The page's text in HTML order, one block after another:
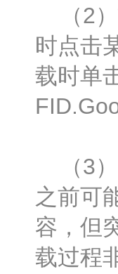
（2）
时点击
载时单
（3）
之前可
容，但
载过程